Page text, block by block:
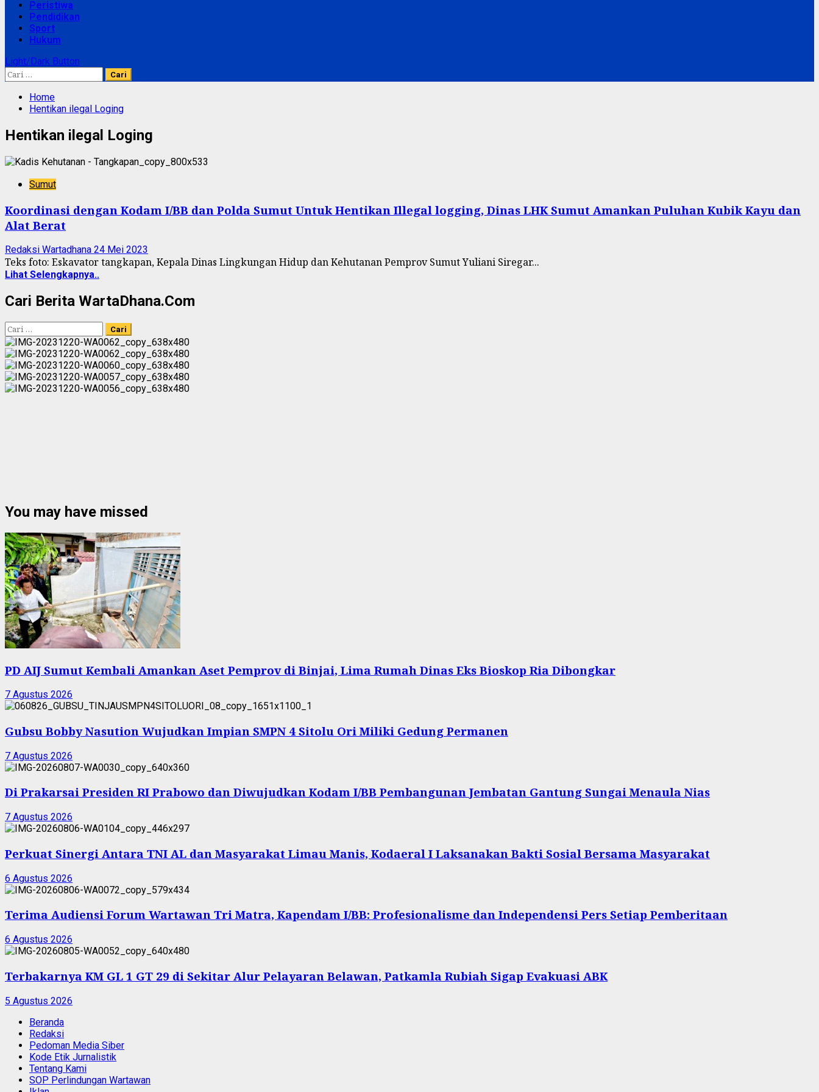
Peristiwa
Pendidikan
Sport
Hukum
Light/Dark Button
Cari
untuk:
Home
Hentikan ilegal Loging
Hentikan ilegal Loging
Sumut
Koordinasi dengan Kodam I/BB dan Polda Sumut Untuk Hentikan Illegal logging, Dinas LHK Sumut Amankan Puluhan Kubik Kayu dan
Alat Berat
Redaksi Wartadhana 24 Mei 2023
Teks foto: Eskavator tangkapan, Kepala Dinas Lingkungan Hidup dan Kehutanan Pemprov Sumut Yuliani Siregar...
Lihat Selengkapnya..
Cari Berita WartaDhana.Com
Cari
untuk:
You may have missed
PD AIJ Sumut Kembali Amankan Aset Pemprov di Binjai, Lima Rumah Dinas Eks Bioskop Ria Dibongkar
7 Agustus 2026
Gubsu Bobby Nasution Wujudkan Impian SMPN 4 Sitolu Ori Miliki Gedung Permanen
7 Agustus 2026
Di Prakarsai Presiden RI Prabowo dan Diwujudkan Kodam I/BB Pembangunan Jembatan Gantung Sungai Menaula Nias
7 Agustus 2026
Perkuat Sinergi Antara TNI AL dan Masyarakat Limau Manis, Kodaeral I Laksanakan Bakti Sosial Bersama Masyarakat
6 Agustus 2026
Terima Audiensi Forum Wartawan Tri Matra, Kapendam I/BB: Profesionalisme dan Independensi Pers Setiap Pemberitaan
6 Agustus 2026
Terbakarnya KM GL 1 GT 29 di Sekitar Alur Pelayaran Belawan, Patkamla Rubiah Sigap Evakuasi ABK
5 Agustus 2026
Beranda
Redaksi
Pedoman Media Siber
Kode Etik Jurnalistik
Tentang Kami
SOP Perlindungan Wartawan